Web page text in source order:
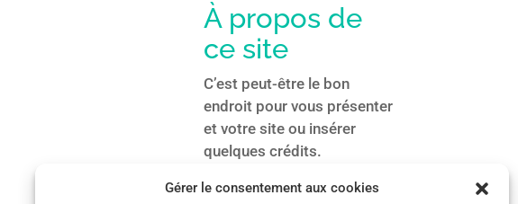
Gérer le consentement aux cookies
À propos de
ce site
C’est peut-être le bon
endroit pour vous présenter
et votre site ou insérer
quelques crédits.